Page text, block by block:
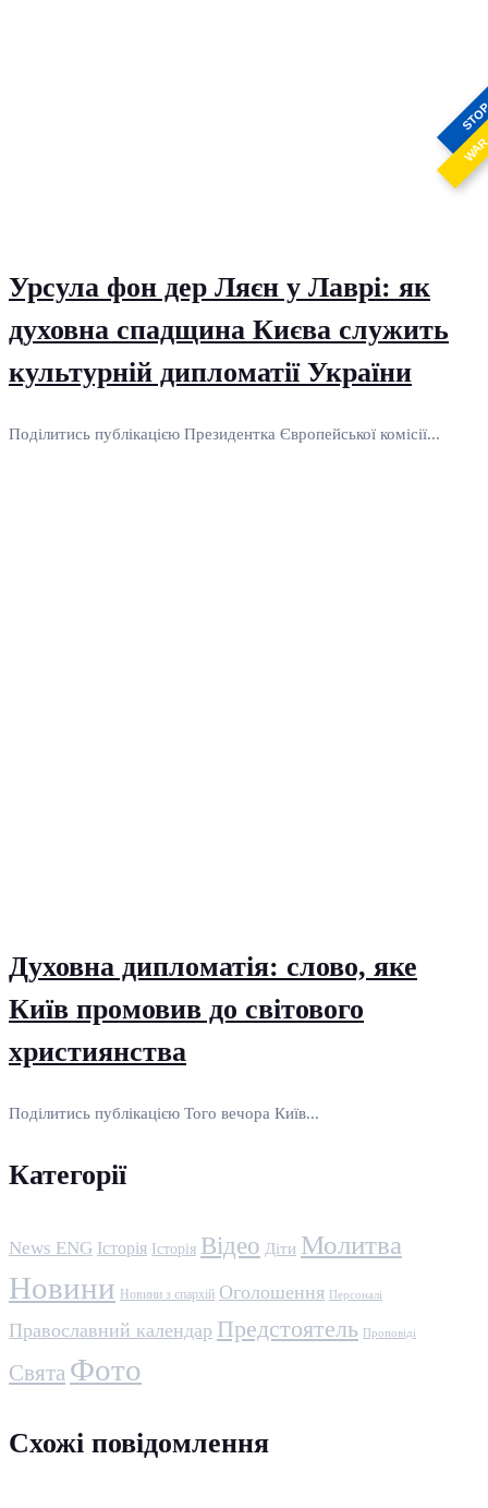
Урсула фон дер Ляєн у Лаврі: як
духовна спадщина Києва служить
культурній дипломатії України
Поділитись публікацією Президентка Європейської комісії...
Духовна дипломатія: слово, яке
Київ промовив до світового
християнства
Поділитись публікацією Того вечора Київ...
Категорії
News ENG Історія Історія Відео Діти Молитва
Новини Новини з єпархій Оголошення Персоналі
Православний календар Предстоятель Проповіді
Свята Фото
Схожі повідомлення